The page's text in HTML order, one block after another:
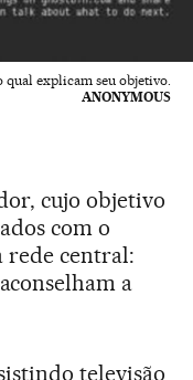
qual explicam seu objetivo.
ANONYMOUS
cujo objetivo
com o
rede central:
a
televisão